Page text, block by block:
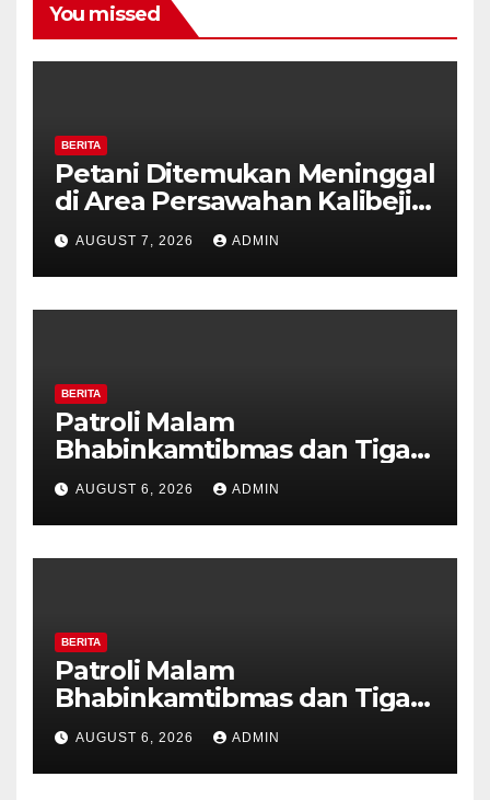
You missed
BERITA
Petani Ditemukan Meninggal
di Area Persawahan Kalibeji,
Polisi Pastikan Tidak Ada
Tanda Kekerasan
AUGUST 7, 2026 ADMIN
BERITA
Patroli Malam
Bhabinkamtibmas dan Tiga
Pilar Kelurahan Ungaran
Perkuat Kamtibmas, Warga
Diajak Aktifkan Ronda
AUGUST 6, 2026 ADMIN
BERITA
Patroli Malam
Bhabinkamtibmas dan Tiga
Pilar Kelurahan Ungaran
Perkuat Kamtibmas, Warga
Diajak Aktifkan Ronda
AUGUST 6, 2026 ADMIN